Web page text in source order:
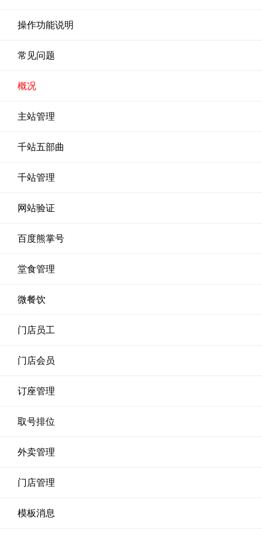
操作功能说明
常见问题
概况
主站管理
千站五部曲
千站管理
网站验证
百度熊掌号
堂食管理
微餐饮
门店员工
门店会员
订座管理
取号排位
外卖管理
门店管理
模板消息